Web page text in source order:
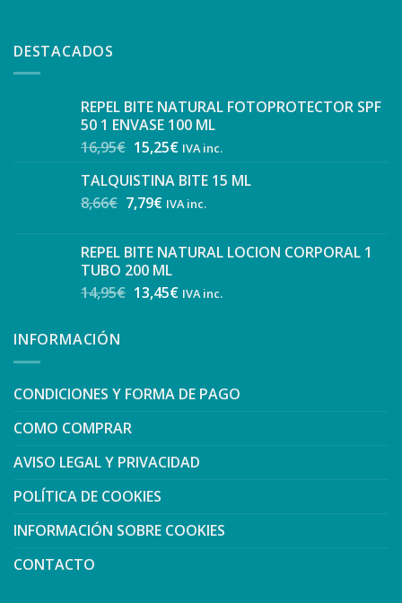
DESTACADOS
REPEL BITE NATURAL FOTOPROTECTOR SPF
50 1 ENVASE 100 ML
16,95€ 15,25€ IVA inc.
TALQUISTINA BITE 15 ML
8,66€ 7,79€ IVA inc.
REPEL BITE NATURAL LOCION CORPORAL 1
TUBO 200 ML
14,95€ 13,45€ IVA inc.
INFORMACIÓN
CONDICIONES Y FORMA DE PAGO
COMO COMPRAR
AVISO LEGAL Y PRIVACIDAD
POLÍTICA DE COOKIES
INFORMACIÓN SOBRE COOKIES
CONTACTO